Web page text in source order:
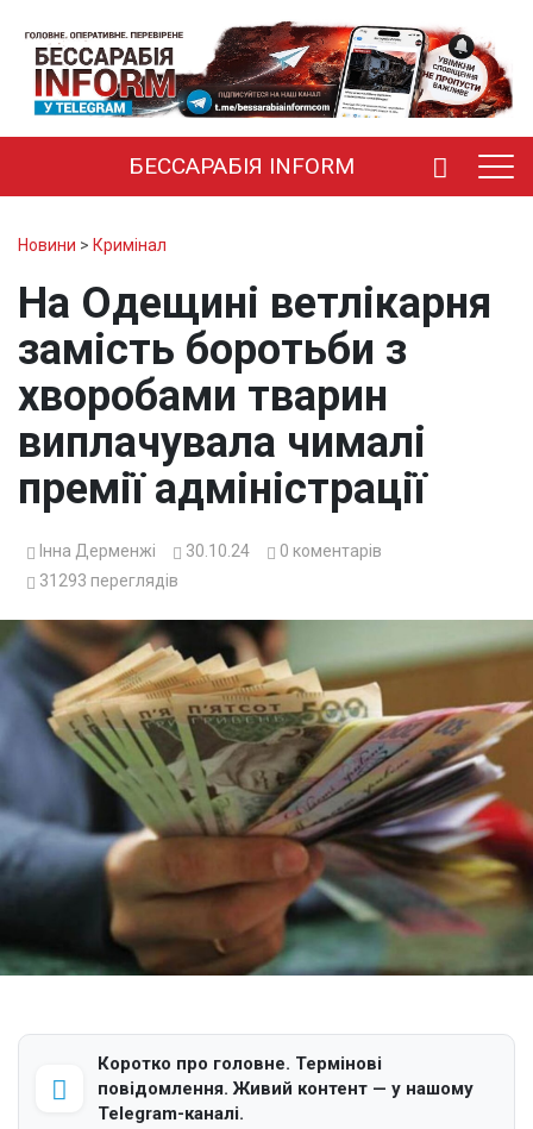
БЕССАРАБІЯ INFORM
Новини > Кримінал
На Одещині ветлікарня
замість боротьби з
хворобами тварин
виплачувала чималі
премії адміністрації
Інна Дерменжі 30.10.24 0 коментарів
31293 переглядів
Коротко про головне. Термінові
повідомлення. Живий контент — у нашому
Telegram-каналі.